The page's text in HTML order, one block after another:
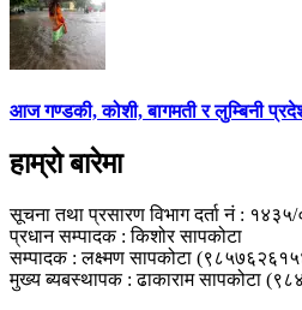
आज गण्डकी, कोशी, बागमती र लुम्बिनी
हाम्रो बारेमा
सूचना तथा प्रसारण विभाग दर्ता नं :
प्रधान सम्पादक : किशोर सापकोटा
सम्पादक : लक्ष्मण सापकोटा
मुख्य ब्यबस्थापक : ढाकाराम सापकोटा